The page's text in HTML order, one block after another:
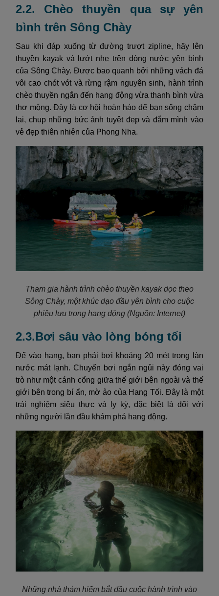
2.2. Chèo thuyền qua sự yên
bình trên Sông Chày
Sau khi đáp xuống từ đường trượt zipline, hãy lên
thuyền kayak và lướt nhẹ trên dòng nước yên bình
của Sông Chày. Được bao quanh bởi những vách đá
vôi cao chót vót và rừng rậm nguyên sinh, hành trình
chèo thuyền ngắn đến hang động vừa thanh bình vừa
thơ mộng. Đây là cơ hội hoàn hảo để bạn sống chậm
lại, chụp những bức ảnh tuyệt đẹp và đắm mình vào
vẻ đẹp thiên nhiên của Phong Nha.
Tham gia hành trình chèo thuyền kayak dọc theo
Sông Chày, một khúc dạo đầu yên bình cho cuộc
phiêu lưu trong hang động (Nguồn: Internet)
2.3.Bơi sâu vào lòng bóng tối
Để vào hang, bạn phải bơi khoảng 20 mét trong làn
nước mát lạnh. Chuyến bơi ngắn ngủi này đóng vai
trò như một cánh cổng giữa thế giới bên ngoài và thế
giới bên trong bí ẩn, mờ ảo của Hang Tối. Đây là một
trải nghiệm siêu thực và ly kỳ, đặc biệt là đối với
những người lần đầu khám phá hang động.
Những nhà thám hiểm bắt đầu cuộc hành trình vào